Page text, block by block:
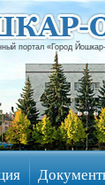
портал «Город